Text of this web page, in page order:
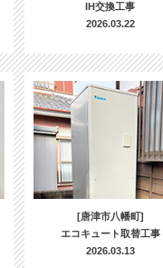
IH交換工事
2026.03.22
[唐津市八幡町]
エコキュート取替工事
2026.03.13